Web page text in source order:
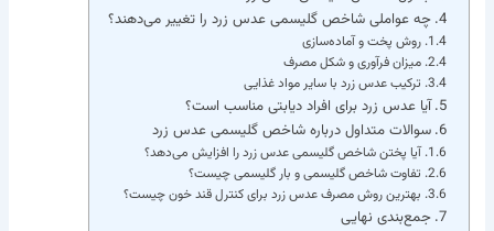
چه عواملی شاخص گلیسمی عدس زرد را تغییر می‌دهند؟
روش پخت و آماده‌سازی
میزان فرآوری و شکل مصرف
ترکیب عدس زرد با سایر مواد غذایی
آیا عدس زرد برای افراد دیابتی مناسب است؟
سوالات متداول درباره شاخص گلیسمی عدس زرد
آیا پختن شاخص گلیسمی عدس زرد را افزایش می‌دهد؟
تفاوت شاخص گلیسمی و بار گلیسمی چیست؟
بهترین روش مصرف عدس زرد برای کنترل قند خون چیست؟
جمع‌بندی نهایی